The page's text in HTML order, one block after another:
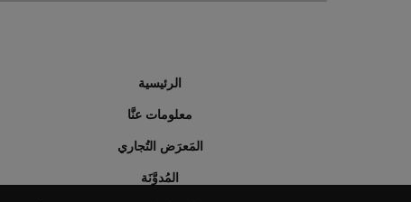
الرئيسية
معلومات عنَّا
المَعرَض التُجاري
المُدوَّنَة